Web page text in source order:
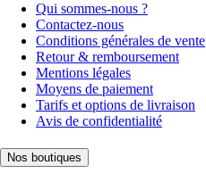
Qui sommes-nous ?
Contactez-nous
Conditions générales de vente
Retour & remboursement
Mentions légales
Moyens de paiement
Tarifs et options de livraison
Avis de confidentialité
Nos boutiques